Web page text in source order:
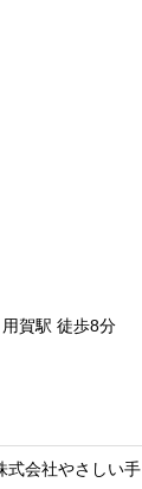
賀駅 徒歩8分
式会社やさしい手